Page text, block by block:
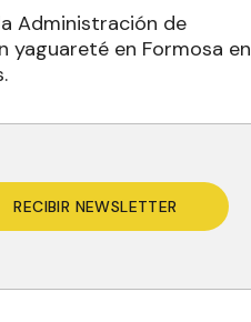
Administración de
yaguareté en Formosa en
RECIBIR NEWSLETTER